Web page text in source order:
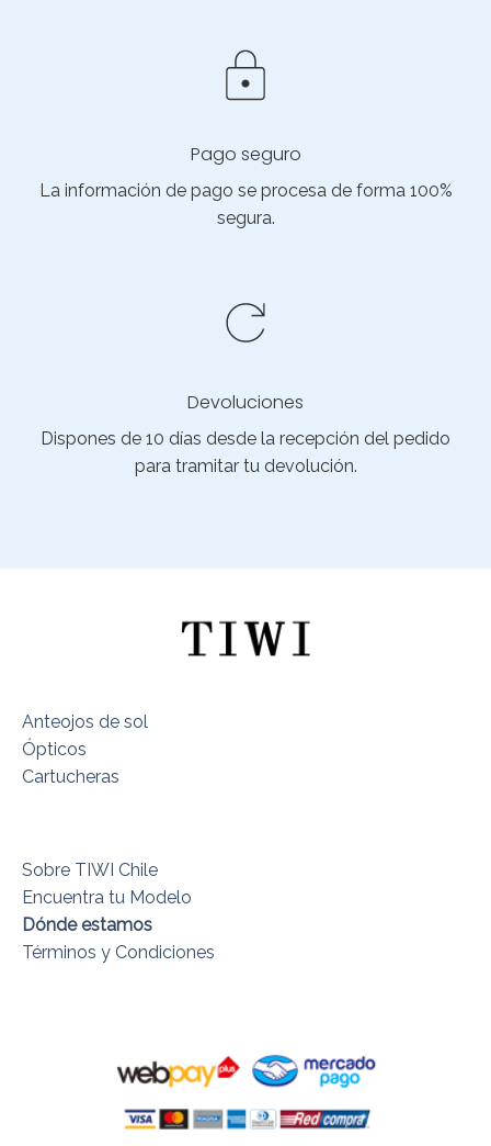
Pago seguro
La información de pago se procesa de forma 100%
segura.
Devoluciones
Dispones de 10 días desde la recepción del pedido
para tramitar tu devolución.
Anteojos de sol
Ópticos
Cartucheras
Sobre TIWI Chile
Encuentra tu Modelo
Dónde estamos
Términos y Condiciones